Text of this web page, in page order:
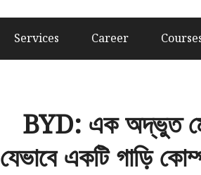
Services Career
BYD: এক অদ্ভুত
যেভাবে একটি গাড়ি